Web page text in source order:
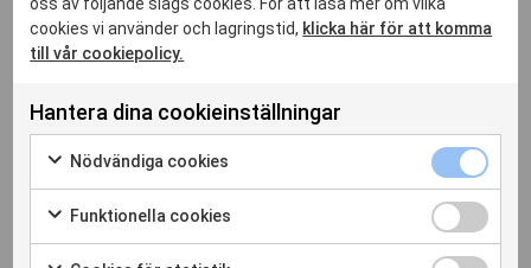
Relaterade inlägg
cookies vi använder och lagringstid, klicka här för att komma
till vår cookiepolicy.
Hantera dina cookieinställningar
Nödvändiga cookies
Markera
för
samtycka
cookies
Funktionella cookies
Markera
för
cookies